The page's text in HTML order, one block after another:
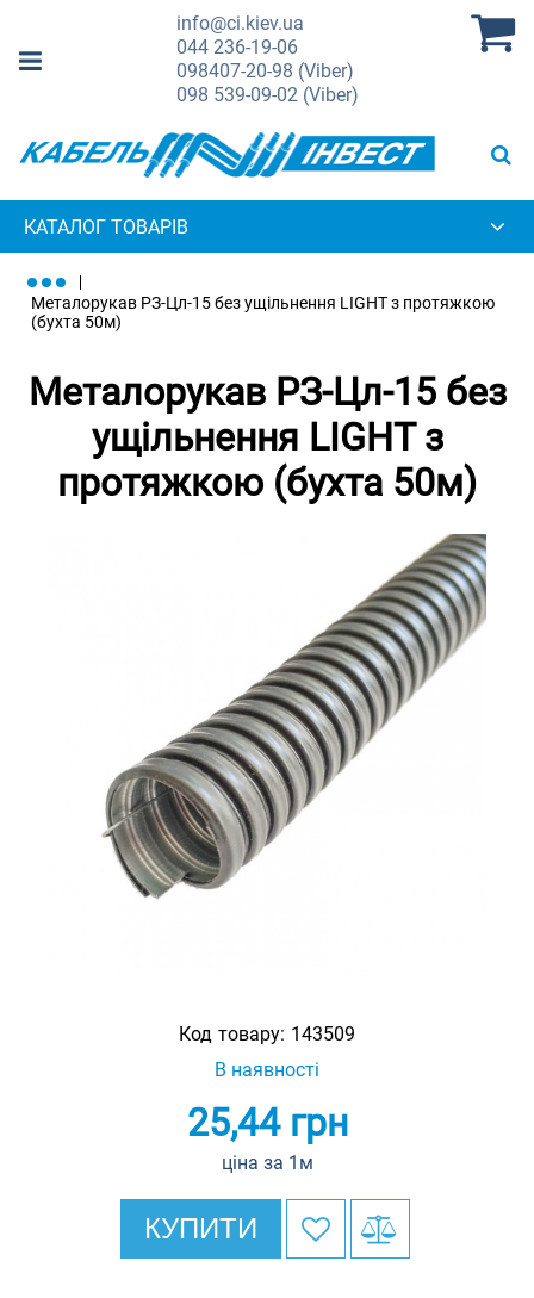
info@ci.kiev.ua
044236-19-06
098407-20-98 (Viber)
098 539-09-02 (Viber)
КАТАЛОГ ТОВАРІВ
Металорукав РЗ-Цл-15 без ущільнення LIGHT з протяжкою
(бухта 50м)
Металорукав РЗ-Цл-15 без
ущільнення LIGHT з
протяжкою (бухта 50м)
Код товару: 143509
В наявності
25,44грн
ціна за 1м
КУПИТИ